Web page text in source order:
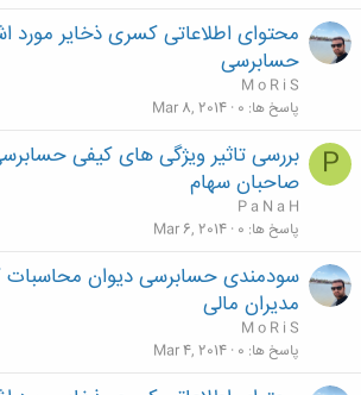
محتوای اطلاعاتی کسری ذخایر مورد
حسابرسی
M o R i S
پاسخ ها 0
Mar 8, 2014
P
بررسی تاثیر ویژگی های کیفی
صاحبان سهام
P a N a H
پاسخ ها 0
Mar 6, 2014
سودمندی حسابرسی دیوان محاسبات
مدیران مالی
M o R i S
پاسخ ها 0
Mar 4, 2014